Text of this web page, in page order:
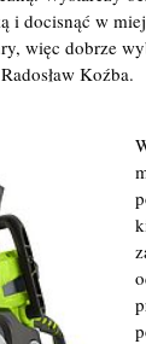
i docisnąć w
więc dobrze
Koźba.